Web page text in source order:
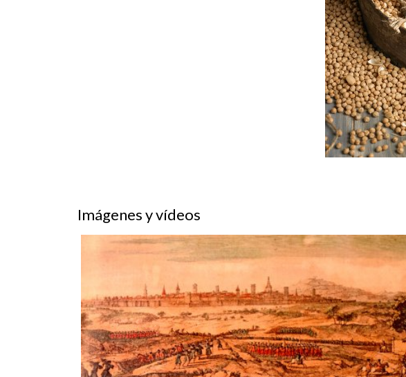
Imágenes y vídeos
Vèncer o Morir, la Batalla dels Prats de Rei